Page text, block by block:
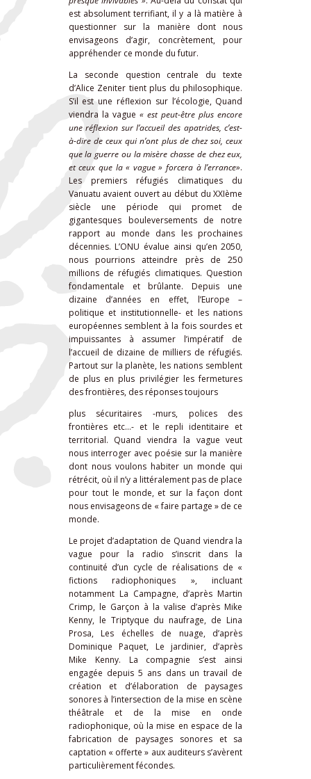
est absolument terrifiant, il y a là matière à
questionner sur la manière dont nous
envisageons d’agir, concrètement, pour
appréhender ce monde du futur.
La seconde question centrale du texte
d’Alice Zeniter tient plus du philosophique.
S’il est une réflexion sur l’écologie, Quand
viendra la vague « est peut-être plus encore
une réflexion sur l’accueil des apatrides, c’est-
à-dire de ceux qui n’ont plus de chez soi, ceux
que la guerre ou la misère chasse de chez eux,
et ceux que la « vague » forcera à l’errance».
Les premiers réfugiés climatiques du
Vanuatu avaient ouvert au début du XXIème
siècle une période qui promet de
gigantesques bouleversements de notre
rapport au monde dans les prochaines
décennies. L’ONU évalue ainsi qu’en 2050,
nous pourrions atteindre près de 250
millions de réfugiés climatiques. Question
fondamentale et brûlante. Depuis une
dizaine d’années en effet, l’Europe –
politique et institutionnelle- et les nations
européennes semblent à la fois sourdes et
impuissantes à assumer l’impératif de
l’accueil de dizaine de milliers de réfugiés.
Partout sur la planète, les nations semblent
de plus en plus privilégier les fermetures
des frontières, des réponses toujours
plus sécuritaires -murs, polices des
frontières etc…- et le repli identitaire et
territorial. Quand viendra la vagueveut
nous interroger avec poésie sur la manière
dont nous voulons habiter un monde qui
rétrécit, où il n’y a littéralement pas de place
pour tout le monde, et sur la façon dont
nous envisageons de « faire partage » de ce
monde.
Le projet d’adaptation de Quand viendra la
vague pour la radio s’inscrit dans la
continuité d’un cycle de réalisations de «
fictions radiophoniques », incluant
notamment La Campagne, d’après Martin
Crimp, le Garçon à la valise d’après Mike
Kenny, le Triptyque du naufrage, de Lina
Prosa, Les échelles de nuage, d’après
Dominique Paquet, Le jardinier, d’après
Mike Kenny. La compagnie s’est ainsi
engagée depuis 5 ans dans un travail de
création et d’élaboration de paysages
sonores à l’intersection de la mise en scène
théâtrale et de la mise en onde
radiophonique, où la mise en espace de la
fabrication de paysages sonores et sa
captation « offerte » aux auditeurs s’avèrent
particulièrement fécondes.